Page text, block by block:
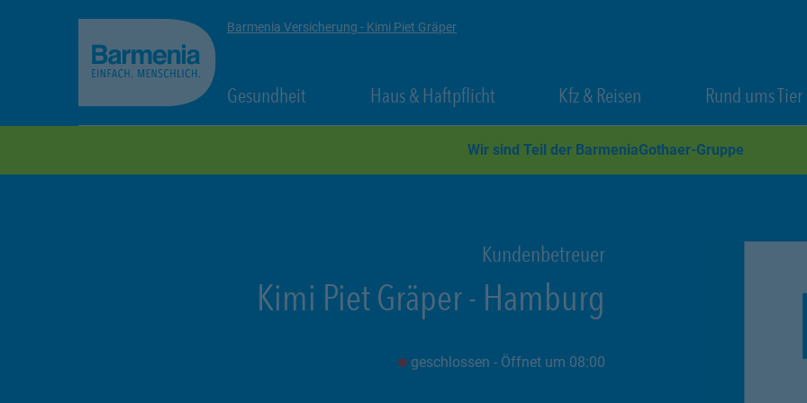
Barmenia Versicherung - Kimi Piet Gräper
Gesundheit Link Opens in New Tab
Haus & HaftpflichtLink Opens in New Tab
Kfz & Reisen Link Opens in New Tab
Rund ums Tier
Wir sind Teil der BarmeniaGothaer-Gruppe
Kundenbetreuer
Kimi Piet Gräper- Hamburg
geschlossen - Öffnet um 08:00